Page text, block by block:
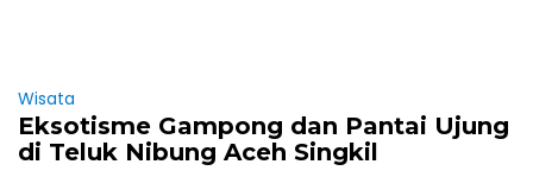
Wisata
Eksotisme Gampong dan Pantai Ujung
di Teluk Nibung Aceh Singkil